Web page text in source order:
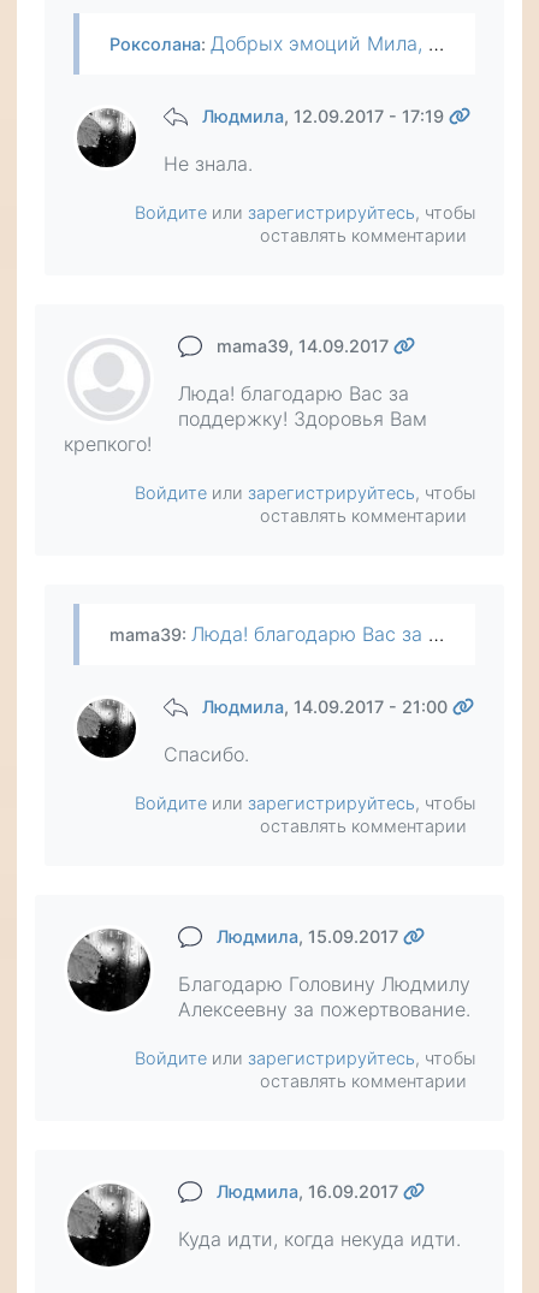
Роксолана: Добрых эмоций Мила, к сожалению у вас закрыта личка поэтому простите что вот так вот открыто пишу под проектом. вы зря удалили фотки, без них Ваш проект не действителен.
Людмила, 12.09.2017 - 17:19
Не знала.
Войдите или зарегистрируйтесь, чтобы
оставлять комментарии
mama39, 14.09.2017
Люда! благодарю Вас за
поддержку! Здоровья Вам
крепкого!
Войдите или зарегистрируйтесь, чтобы
оставлять комментарии
mama39: Люда! благодарю Вас за поддержку! Здоровья Вам крепкого!
Людмила, 14.09.2017 - 21:00
Спасибо.
Войдите или зарегистрируйтесь, чтобы
оставлять комментарии
Людмила, 15.09.2017
Благодарю Головину Людмилу
Алексеевну за пожертвование.
Войдите или зарегистрируйтесь, чтобы
оставлять комментарии
Людмила, 16.09.2017
Куда идти, когда некуда идти.